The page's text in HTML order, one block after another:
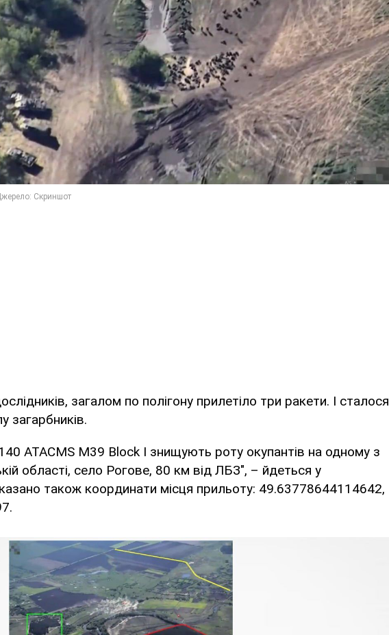
загалом по полігону прилетіло три ракети. І сталося
загарбників.
ATACMS M39 Block I знищують роту окупантів на одному з
області, село Рогове, 80 км від ЛБЗ", – йдеться у
також координати місця прильоту: 49.63778644114642,